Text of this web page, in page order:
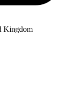
Kingdom